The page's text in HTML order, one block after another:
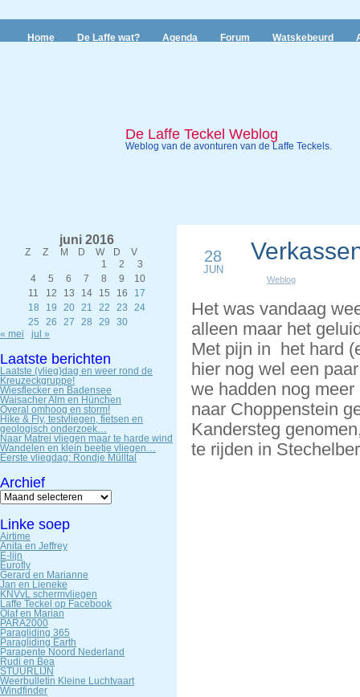
Home De Laffe wat? Agenda Forum Watskebeurd
De Laffe Teckel Weblog
Weblog van de avonturen van de Laffe Teckels.
juni 2016
Z Z M D W D
V
1
2
3
4
5 6 7 8 9
10
11
12 13 14 15 16
17
18
19 20 21 22 23
24
25
26 27 28 29
30
« mei
jul »
Laatste berichten
Laatste (vlieg)dag en weer rond de
Kreuzeckgruppe!
Wiesflecker en Badensee
Waisacher Alm en Hünchen
Overal omhoog en storm!
Hike & Fly, testvliegen, fietsen en
geologisch onderzoek…
Naar Matrei vliegen maar te harde wind
Wandelen en klein beetje vliegen…
Eerste vliegdag: Rondje Mülltal
Archief
Archief
Linke soep
Airtime
Anita en Jeffrey
E-lijn
Eurofly
Gerard en Marianne
Jan en Lieneke
KNVvL schermvliegen
Laffe Teckel op Facebook
Olaf en Marian
PARA2000
Paragliding 365
Paragliding Earth
Parapente Noord Nederland
Rudi en Bea
STUURLIJN
Weerbulletin Kleine Luchtvaart
Windfinder
28
JUN
Weblog
Het was vandaag
alleen maar het
Met pijn in het hard
hier nog wel een
we hadden nog
naar Choppenstein
Kandersteg
te rijden in